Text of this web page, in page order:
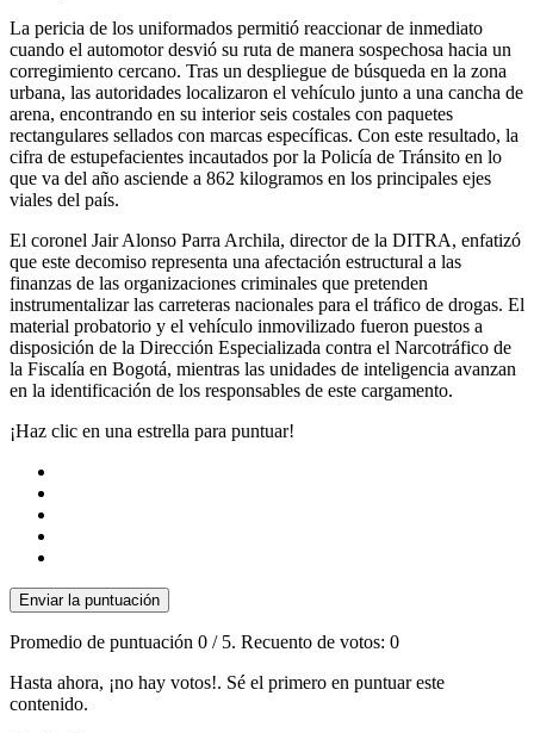
La pericia de los uniformados permitió reaccionar de inmediato
cuando el automotor desvió su ruta de manera sospechosa hacia un
corregimiento cercano. Tras un despliegue de búsqueda en la zona
urbana, las autoridades localizaron el vehículo junto a una cancha de
arena, encontrando en su interior seis costales con paquetes
rectangulares sellados con marcas específicas. Con este resultado, la
cifra de estupefacientes incautados por la Policía de Tránsito en lo
que va del año asciende a 862 kilogramos en los principales ejes
viales del país.
El coronel Jair Alonso Parra Archila, director de la DITRA, enfatizó
que este decomiso representa una afectación estructural a las
finanzas de las organizaciones criminales que pretenden
instrumentalizar las carreteras nacionales para el tráfico de drogas. El
material probatorio y el vehículo inmovilizado fueron puestos a
disposición de la Dirección Especializada contra el Narcotráfico de
la Fiscalía en Bogotá, mientras las unidades de inteligencia avanzan
en la identificación de los responsables de este cargamento.
¡Haz clic en una estrella para puntuar!
Enviar la puntuación
Promedio de puntuación 0 / 5. Recuento de votos: 0
Hasta ahora, ¡no hay votos!. Sé el primero en puntuar este
contenido.